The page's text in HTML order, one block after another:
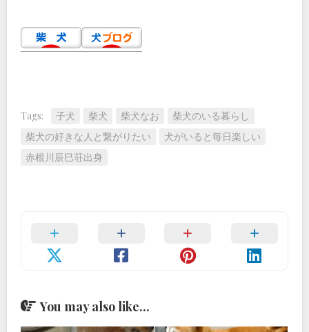
Tags: 子犬 柴犬 柴犬なお
柴犬のいる暮らし
柴犬の好きな人と繋がりたい
犬がいると毎日楽しい
赤根川辰巳荘出身
You may also like...